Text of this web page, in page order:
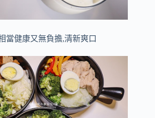
當健康又無負擔,清新爽口